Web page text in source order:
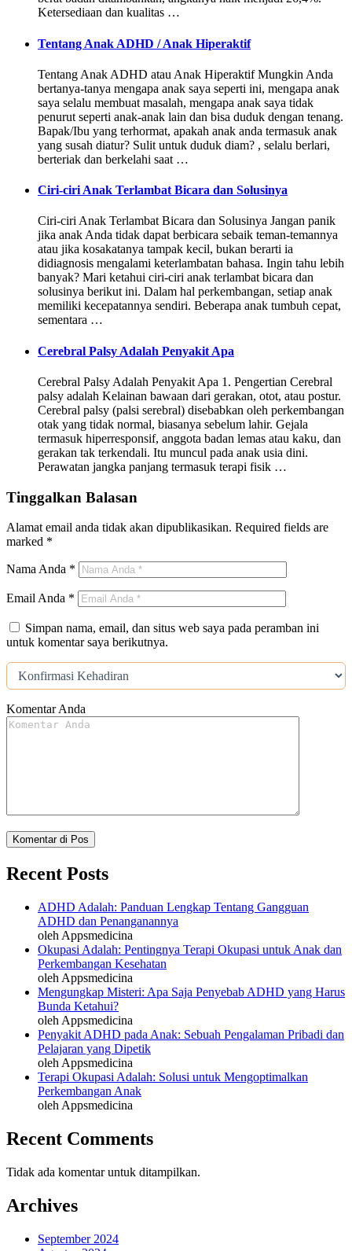
Ketersediaan dan kualitas …
Tentang Anak ADHD / Anak Hiperaktif
Tentang Anak ADHD atau Anak Hiperaktif Mungkin Anda
bertanya-tanya mengapa anak saya seperti ini, mengapa anak
saya selalu membuat masalah, mengapa anak saya tidak
penurut seperti anak-anak lain dan bisa duduk dengan tenang.
Bapak/Ibu yang terhormat, apakah anak anda termasuk anak
yang susah diatur? Sulit untuk duduk diam? , selalu berlari,
berteriak dan berkelahi saat …
Ciri-ciri Anak Terlambat Bicara dan Solusinya
Ciri-ciri Anak Terlambat Bicara dan Solusinya Jangan panik
jika anak Anda tidak dapat berbicara sebaik teman-temannya
atau jika kosakatanya tampak kecil, bukan berarti ia
didiagnosis mengalami keterlambatan bahasa. Ingin tahu lebih
banyak? Mari ketahui ciri-ciri anak terlambat bicara dan
solusinya berikut ini. Dalam hal perkembangan, setiap anak
memiliki kecepatannya sendiri. Beberapa anak tumbuh cepat,
sementara …
Cerebral Palsy Adalah Penyakit Apa
Cerebral Palsy Adalah Penyakit Apa 1. Pengertian Cerebral
palsy adalah Kelainan bawaan dari gerakan, otot, atau postur.
Cerebral palsy (palsi serebral) disebabkan oleh perkembangan
otak yang tidak normal, biasanya sebelum lahir. Gejala
termasuk hiperresponsif, anggota badan lemas atau kaku, dan
gerakan tak terkendali. Itu muncul pada anak usia dini.
Perawatan jangka panjang termasuk terapi fisik …
Tinggalkan Balasan
Alamat email anda tidak akan dipublikasikan. Required fields are
marked *
Nama Anda *
Email Anda *
Simpan nama, email, dan situs web saya pada peramban ini
untuk komentar saya berikutnya.
Komentar Anda
Recent Posts
ADHD Adalah: Panduan Lengkap Tentang Gangguan
ADHD dan Penanganannya
oleh Appsmedicina
Okupasi Adalah: Pentingnya Terapi Okupasi untuk Anak dan
Perkembangan Kesehatan
oleh Appsmedicina
Mengungkap Misteri: Apa Saja Penyebab ADHD yang Harus
Bunda Ketahui?
oleh Appsmedicina
Penyakit ADHD pada Anak: Sebuah Pengalaman Pribadi dan
Pelajaran yang Dipetik
oleh Appsmedicina
Terapi Okupasi Adalah: Solusi untuk Mengoptimalkan
Perkembangan Anak
oleh Appsmedicina
Recent Comments
Tidak ada komentar untuk ditampilkan.
Archives
September 2024